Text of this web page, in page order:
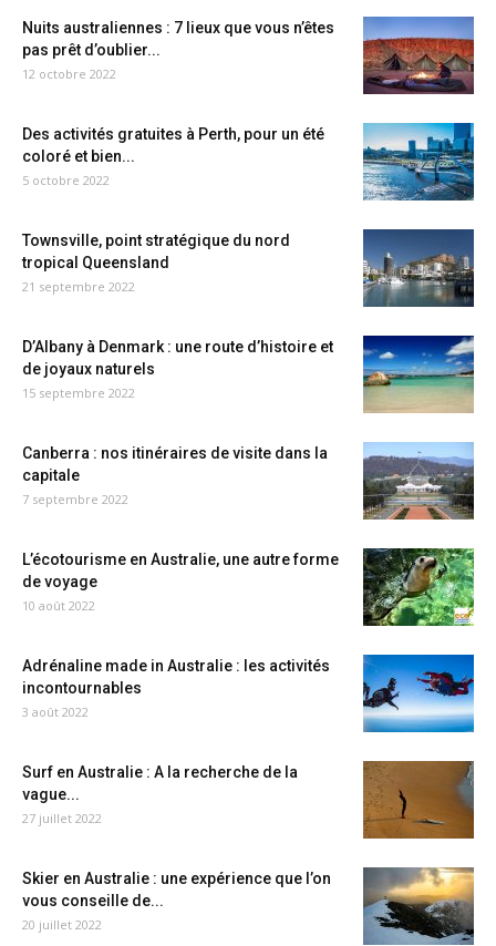
Nuits australiennes : 7 lieux que vous n’êtes
pas prêt d’oublier...
12 octobre 2022
Des activités gratuites à Perth, pour un été
coloré et bien...
5 octobre 2022
Townsville, point stratégique du nord
tropical Queensland
21 septembre 2022
D’Albany à Denmark : une route d’histoire et
de joyaux naturels
15 septembre 2022
Canberra : nos itinéraires de visite dans la
capitale
7 septembre 2022
L’écotourisme en Australie, une autre forme
de voyage
10 août 2022
Adrénaline made in Australie : les activités
incontournables
3 août 2022
Surf en Australie : A la recherche de la
vague...
27 juillet 2022
Skier en Australie : une expérience que l’on
vous conseille de...
20 juillet 2022